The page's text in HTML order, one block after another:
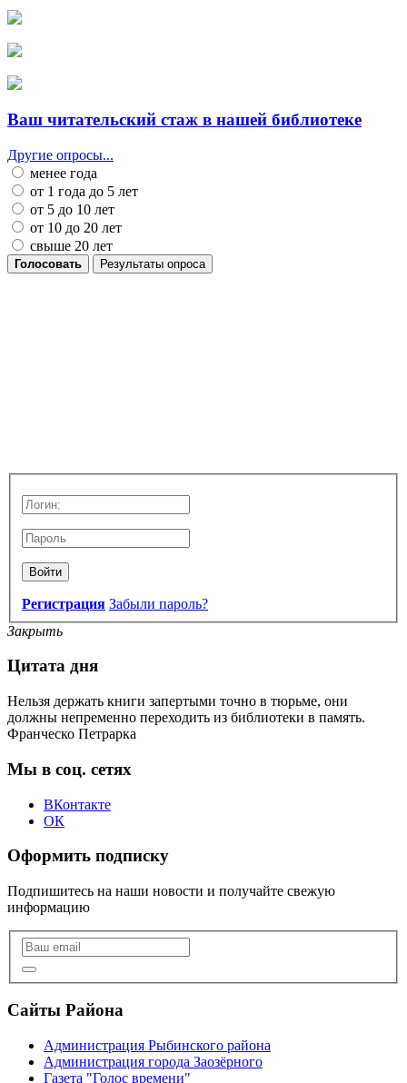
Ваш читательский стаж в нашей библиотеке
Другие опросы...
менее года
от 1 года до 5 лет
от 5 до 10 лет
от 10 до 20 лет
свыше 20 лет
Голосовать Результаты опроса
Войти
Регистрация Забыли пароль?
Закрыть
Цитата дня
Нельзя держать книги запертыми точно в тюрьме, они
должны непременно переходить из библиотеки в память.
Франческо Петрарка
Мы в соц. сетях
ВКонтакте
ОК
Оформить подписку
Подпишитесь на наши новости и получайте свежую
информацию
Сайты Района
Администрация Рыбинского района
Администрация города Заозёрного
Газета "Голос времени"